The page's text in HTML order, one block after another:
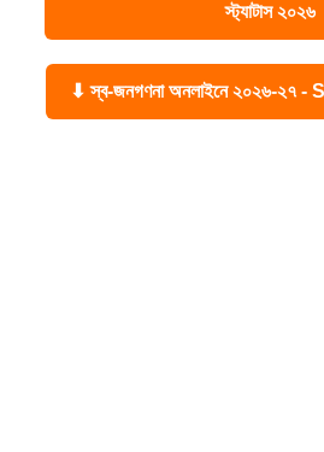
স্ট্যাটাস ২০২৬
⬇ স্ব-জনগণনা অনলাইনে ২০২৬-২৭